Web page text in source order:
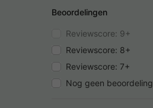
Beoordelingen
Reviewscore: 9+
Reviewscore: 8+
Reviewscore: 7+
Nog geen beoordeling